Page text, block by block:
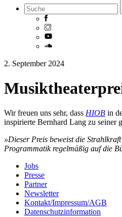
Skip
content
2. September 2024
Wir freuen uns sehr, dass HIOB in
inspirierte Bernhard Lang zu seiner
»Dieser Preis beweist die
Programmatik regelmäßig auf die
Jobs
Presse
Partner
Newsletter
Kontakt/Impressum/AGB
Datenschutzinformation